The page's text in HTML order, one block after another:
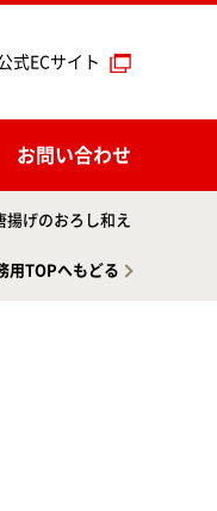
お問い合わせ
式ECサイト
揚げのおろし和え
用TOPへもどる